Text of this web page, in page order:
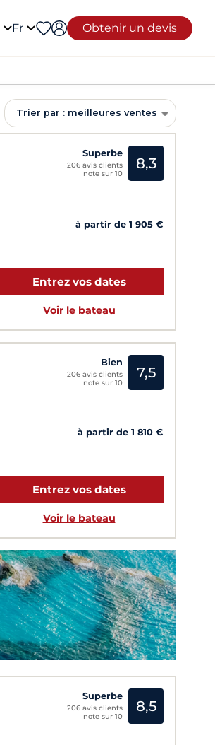
Fr Obtenir un devis
Trier par : meilleures ventes
Superbe
206 avis clients
note sur 10
8,3
à partir de 1 905 €
Entrez vos dates
Voir le bateau
Bien
206 avis clients
note sur 10
7,5
à partir de 1 810 €
Entrez vos dates
Voir le bateau
Superbe
206 avis clients
note sur 10
8,5